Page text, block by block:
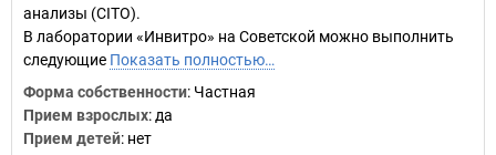
анализы (CITO).
В лаборатории «Инвитро» на Советской можно выполнить
следующие Показать полностью…
Форма собственности: Частная
Прием взрослых: да
Прием детей: нет